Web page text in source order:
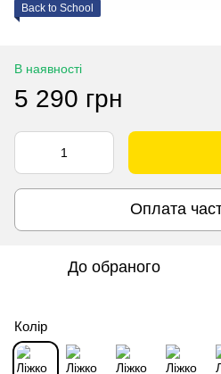
Back to School
В наявності
5 290 грн
Оплата
До обраного
Колір